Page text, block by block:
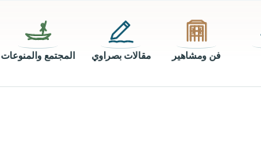
فن ومشاهير مقالات بصراوي المجتمع والمنوعات